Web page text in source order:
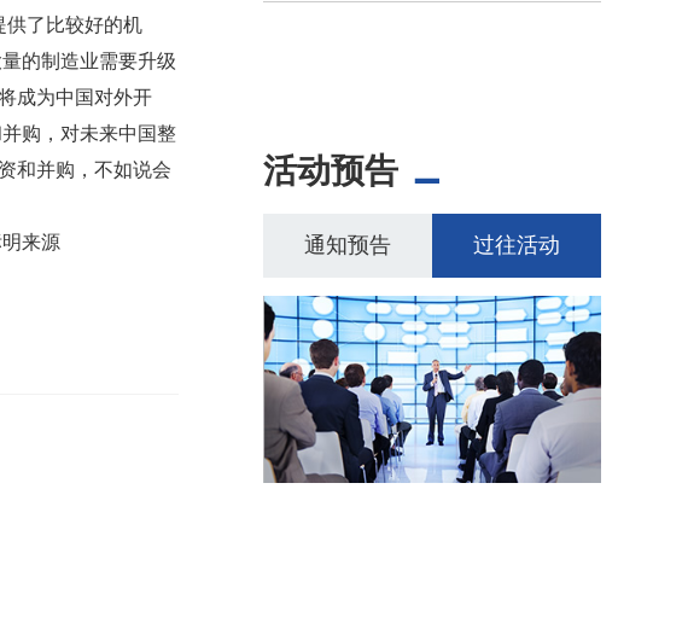
供了比较好的机
的制造业需要升级
成为中国对外开
购，对未来中国整
和并购，不如说会
来源
活动预告
通知预告 过往活动